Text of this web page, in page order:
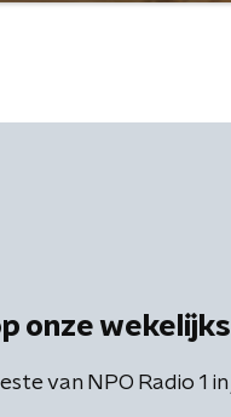
onze
van NPO Radio 1